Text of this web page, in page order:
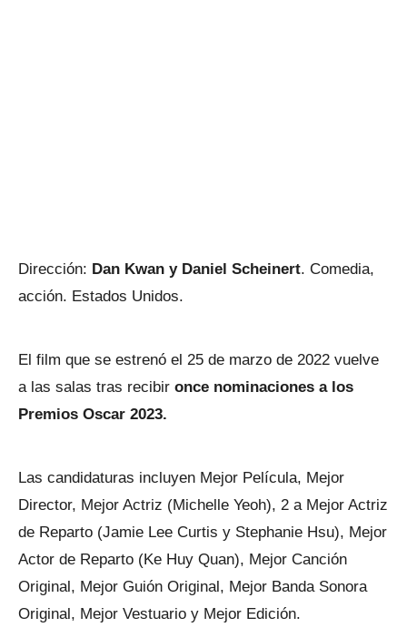
Dirección: Dan Kwan y Daniel Scheinert. Comedia,
acción. Estados Unidos.
El film que se estrenó el 25 de marzo de 2022 vuelve
a las salas tras recibir once nominaciones a los
Premios Oscar 2023.
Las candidaturas incluyen Mejor Película, Mejor
Director, Mejor Actriz (Michelle Yeoh), 2 a Mejor Actriz
de Reparto (Jamie Lee Curtis y Stephanie Hsu), Mejor
Actor de Reparto (Ke Huy Quan), Mejor Canción
Original, Mejor Guión Original, Mejor Banda Sonora
Original, Mejor Vestuario y Mejor Edición.